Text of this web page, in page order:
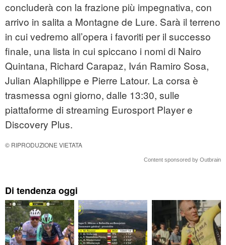
concluderà con la frazione più impegnativa, con
arrivo in salita a Montagne de Lure. Sarà il terreno
in cui vedremo all’opera i favoriti per il successo
finale, una lista in cui spiccano i nomi di Nairo
Quintana, Richard Carapaz, Iván Ramiro Sosa,
Julian Alaphilippe e Pierre Latour. La corsa è
trasmessa ogni giorno, dalle 13:30, sulle
piattaforme di streaming Eurosport Player e
Discovery Plus.
© RIPRODUZIONE VIETATA
Content sponsored by Outbrain
Di tendenza oggi